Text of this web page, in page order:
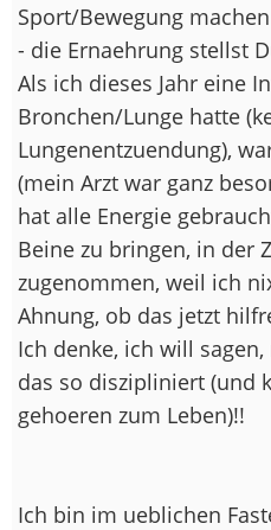
Sport/Bewegung
- die Ernaehrung stellst
Als ich dieses Jahr eine
Bronchen/Lunge hatte
Lungenentzuendung),
(mein Arzt war ganz
hat alle Energie
Beine zu bringen, in der
zugenommen, weil ich
Ahnung, ob das jetzt
Ich denke, ich will
das so diszipliniert (und
gehoeren zum Leben)!!
Ich bin im ueblichen